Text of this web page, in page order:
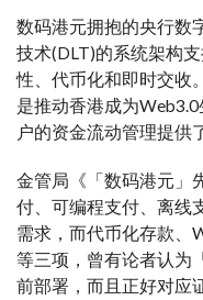
数码港元拥抱的央行数
技术(DLT)的系统架构
性、代币化和即时交收
是推动香港成为
户的资金流动管理提供
金管局《「数码港元」
付、可编程支付、离线
需求，而代币化存款、
等三项，曾有论者认为
前部署，而且正好对应